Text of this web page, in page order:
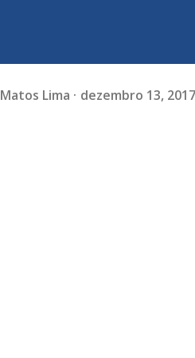
Matos Lima dezembro 13, 2017